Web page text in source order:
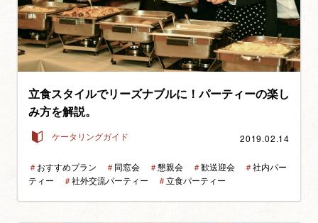
立食スタイルでリーズナブルに！パーティーの楽し
み方を解説。
ケータリングガイド 2019.02.14
＃おすすめプラン ＃同窓会 ＃懇親会 ＃歓送迎会 ＃社内パー
ティー
＃社外交流パーティー ＃立食パーティー